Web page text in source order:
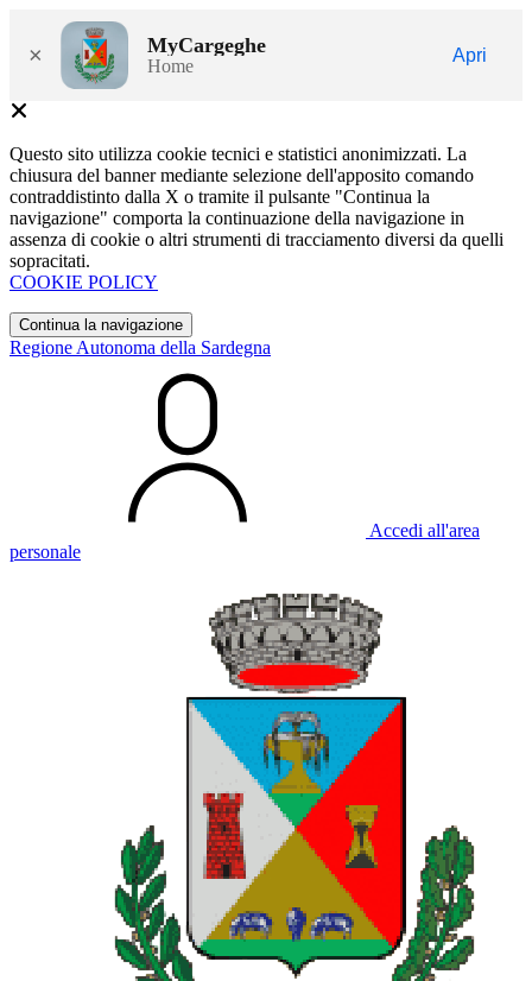
× MyCargeghe
Home
Apri
Questo sito utilizza cookie tecnici e statistici anonimizzati. La
chiusura del banner mediante selezione dell'apposito comando
contraddistinto dalla X o tramite il pulsante "Continua la
navigazione" comporta la continuazione della navigazione in
assenza di cookie o altri strumenti di tracciamento diversi da quelli
sopracitati.
COOKIE POLICY
Continua la navigazione
Regione Autonoma della Sardegna
Accedi all'area
personale